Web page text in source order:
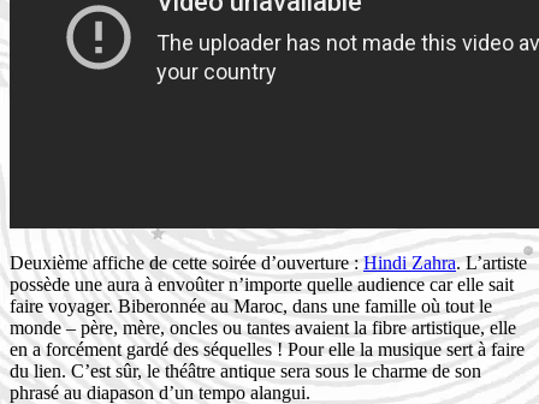
Deuxième affiche de cette soirée d’ouverture :Hindi Zahra. L’artiste
possède une aura à envoûter n’importe quelle audience car elle sait
faire voyager. Biberonnée au Maroc, dans une famille où tout le
monde – père, mère, oncles ou tantes avaient la fibre artistique, elle
en a forcément gardé des séquelles ! Pour elle la musique sert à faire
du lien. C’est sûr, le théâtre antique sera sous le charme de son
phrasé au diapason d’un tempo alangui.